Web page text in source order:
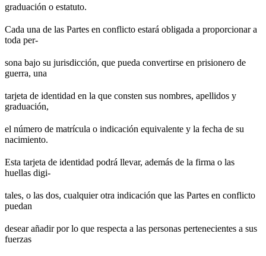
graduación o estatuto.
Cada una de las Partes en conflicto estará obligada a proporcionar a
toda per-
sona bajo su jurisdicción, que pueda convertirse en prisionero de
guerra, una
tarjeta de identidad en la que consten sus nombres, apellidos y
graduación,
el número de matrícula o indicación equivalente y la fecha de su
nacimiento.
Esta tarjeta de identidad podrá llevar, además de la firma o las
huellas digi-
tales, o las dos, cualquier otra indicación que las Partes en conflicto
puedan
desear añadir por lo que respecta a las personas pertenecientes a sus
fuerzas